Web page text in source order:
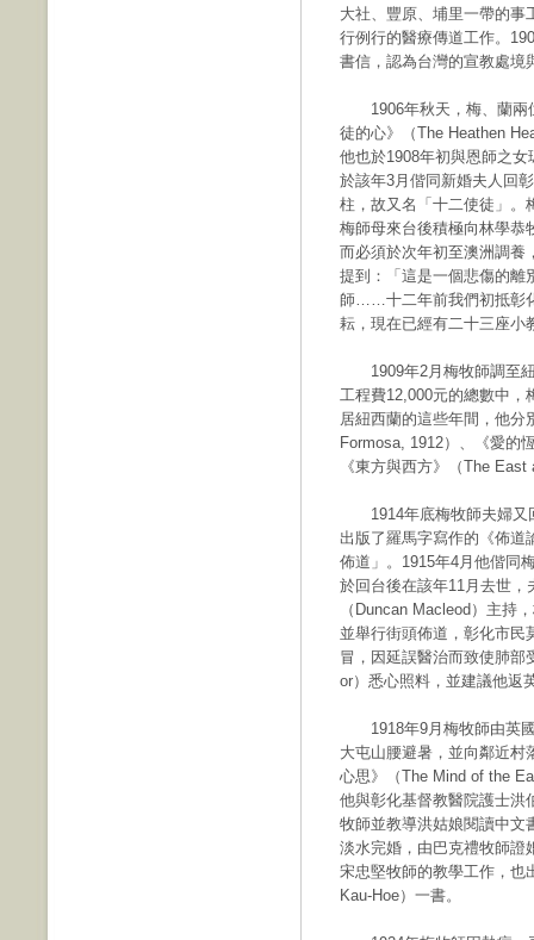
大社、豐原、埔里一帶的事
行例行的醫療傳道工作。
書信，認為台灣的宣教處境
1906年秋天，梅、蘭兩
徒的心》（The Heathen
他也於1908年初與恩師之
於該年3月偕同新婚夫人回
柱，故又名「十二使徒」。
梅師母來台後積極向林學恭
而必須於次年初至澳洲調養
提到：「這是一個悲傷的離
師……十二年前我們初抵彰
耘，現在已經有二十三座小
1909年2月梅牧師調至紐
工程費12,000元的總數中，
居紐西蘭的這些年間，他
Formosa, 1912）、《愛的
《東方與西方》（The
1914年底梅牧師夫婦又
出版了羅馬字寫作的《佈道
佈道」。1915年4月他偕同
於回台後在該年11月去世
（Duncan Macleod）主持
並舉行街頭佈道，彰化市民
冒，因延誤醫治而致使肺部
or）悉心照料，並建議他返
1918年9月梅牧師由英國
大屯山腰避暑，並向鄰近村
心思》（The Mind of the
他與彰化基督教醫院護士洪
牧師並教導洪姑娘閱讀中文
淡水完婚，由巴克禮牧師證
宋忠堅牧師的教學工作，也
Kau-Hoe）一書。